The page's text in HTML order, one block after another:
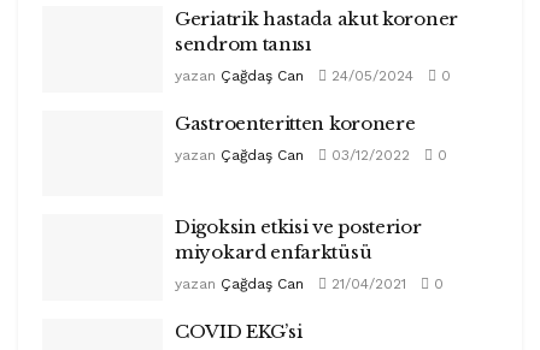
Geriatrik hastada akut koroner
sendrom tanısı
yazan Çağdaş Can 24/05/2024 0
Gastroenteritten koronere
yazan Çağdaş Can 03/12/2022 0
Digoksin etkisi ve posterior
miyokard enfarktüsü
yazan Çağdaş Can 21/04/2021 0
COVID EKG’si